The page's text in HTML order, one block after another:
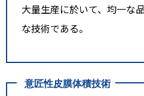
大量生産に於いて、均一な
な技術である。
意匠性皮膜体積技術